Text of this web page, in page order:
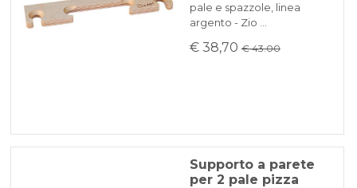
pale e spazzole, linea
argento - Zio …
€ 38,70 € 43.00
Supporto a parete
per 2 pale pizza